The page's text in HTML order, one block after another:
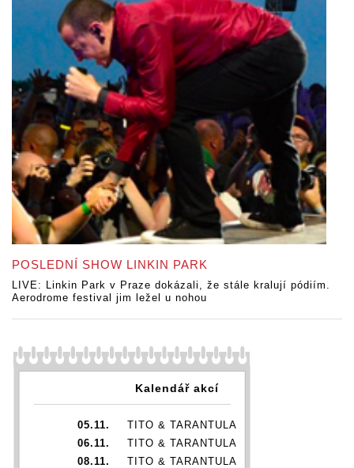
POSLEDNÍ SHOW LINKIN PARK
LIVE: Linkin Park v Praze dokázali, že stále kralují pódiím.
Aerodrome festival jim ležel u nohou
Kalendář akcí
05.11.
TITO & TARANTULA
06.11.
TITO & TARANTULA
08.11.
TITO & TARANTULA